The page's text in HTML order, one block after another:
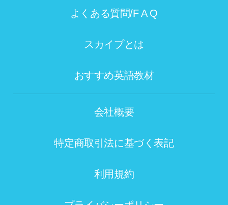
よくある質問/F A Q
スカイプとは
おすすめ英語教材
会社概要
特定商取引法に基づく表記
利用規約